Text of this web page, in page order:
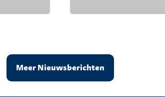
Meer Nieuwsberichten